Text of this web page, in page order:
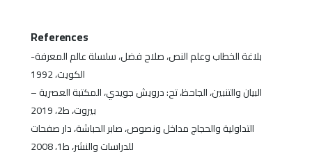
References
بلاغة الخطاب وعلم النص، صلاح فضل، سلسلة عالم المعرفة-
الكويت، 1992
البيان والتنبين، الجاحظ، تح: درويش جويدي، المكتبة العصرية –
بيروت، ط2، 2019
التداولية والحجاج مداخل ونصوص، صابر الحباشة، دار صفحات
للدراسات والنشر، ط1، 2008